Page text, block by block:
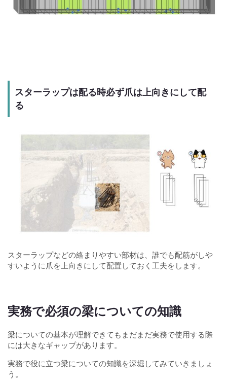
スターラップは配る時必ず爪は上向きにして配
る
スターラップなどの絡まりやすい部材は、誰でも配筋がしや
すいように爪を上向きにして配置しておく工夫をします。
実務で必須の梁についての知識
梁についての基本が理解できてもまだまだ実務で使用する際
には大きなギャップがあります。
実務で役に立つ梁についての知識を深堀してみていきましょ
う。